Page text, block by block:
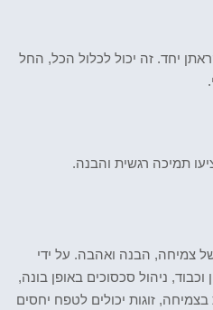
יחד. זה יכול לכלול הכל, החל
תמיכה רגשית והבנה.
צמיחה, הבנה ואהבה. על ידי
ניהול סכסוכים באופן בונה,
זוגות יכולים לטפח יחסים